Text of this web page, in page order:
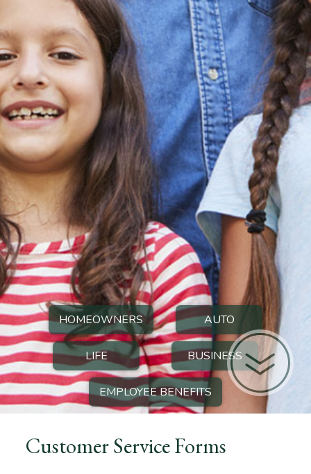
HOMEOWNERS AUTO
LIFE BUSINESS
EMPLOYEE BENEFITS
Customer Service Forms